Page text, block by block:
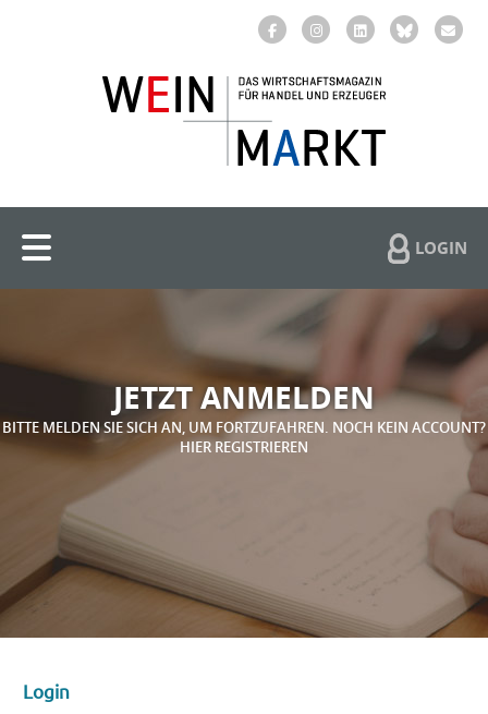
LOGIN
JETZT ANMELDEN
BITTE MELDEN SIE SICH AN, UM FORTZUFAHREN. NOCH KEIN ACCOUNT?
HIER REGISTRIEREN
Login